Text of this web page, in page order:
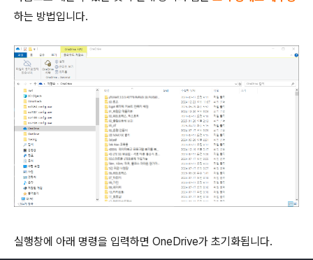
하는 방법입니다.
실행창에 아래 명령을 입력하면 OneDrive가 초기화됩니다.